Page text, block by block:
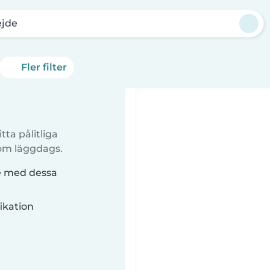
Fler filter
pålitliga
läggdags.
dessa